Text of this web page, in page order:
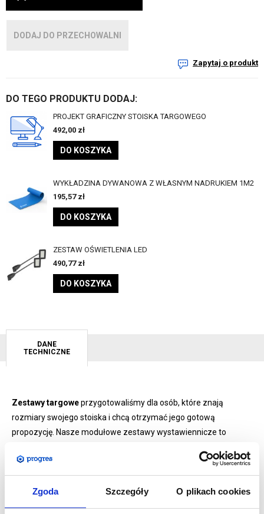
Zgoda Szczegóły O plikach cookies
DODAJ DO PRZECHOWALNI
Zapytaj o produkt
DO TEGO PRODUKTU DODAJ:
PROJEKT GRAFICZNY STOISKA TARGOWEGO
492,00 zł
DO KOSZYKA
WYKŁADZINA DYWANOWA Z WŁASNYM NADRUKIEM 1M2
195,57 zł
DO KOSZYKA
ZESTAW OŚWIETLENIA LED
490,77 zł
DO KOSZYKA
DANE
TECHNICZNE
Zestawy targoweprzygotowaliśmy dla osób, które znają
rozmiary swojego stoiska i chcą otrzymać jego gotową
propozycję. Nasze modułowe zestawy wystawiennicze to
prezentacji firmy na targach oraz wszelkiego rodzaju
imprezach czy eventach promocyjnych. Montaż jest bardzo
prosty i nie wymaga użycia dodatkowych narzędzi.